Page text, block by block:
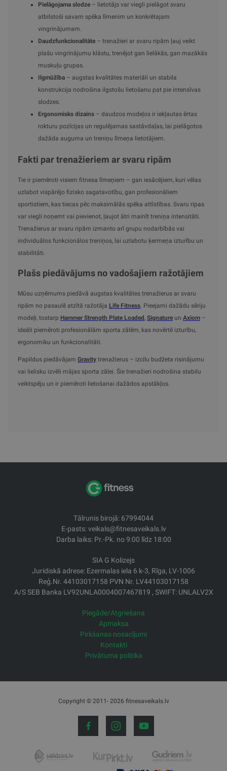
Pielāgojama slodze – lietotājs var viegli pielāgot svaru
atbilstoši savam spēka līmenim un konkrētajam
vingrinājumam.
Daudzfunkcionalitāte – trenažieri ar svaru ripām ļauj veikt
plašu vingrinājumu klāstu, trenējot gan lielākās, gan mazākās
muskuļu grupas.
Ilgmūžība – augstas kvalitātes materiāli un stabila
konstrukcija nodrošina ilgstošu lietošanu pat pie intensīvas
slodzes.
Ergonomisks dizains – daudzos modeļos ir iekļautas ērtas
rokturu pozīcijas un regulējamas sastāvdaļas, lai pielāgotos
dažāda auguma un treniņu līmeņa lietotājiem.
Fakti par trenažieriem ar svaru ripām
Tie ir piemēroti visiem fitnesa līmeņiem – gan iesācējiem, kuri vēlas
uzlabot vispārējo fizisko sagatavotību, gan profesionāliem
sportistiem, kas tiecas pēc maksimālās spēka attīstības. Svaru ripas
var viegli noņemt vai pievienot, ļaujot ātri mainīt treniņa intensitāti.
Trenažierus ar svaru ripām izmanto arī grupu nodarbībās vai
individuālos funkcionālos treniņos, lai uzlabotu ķermeņa izturību un
stabilitāti.
Plašs piedāvājums no vadošajiem ražotājiem
Mūsu uzņēmums piedāvā augstas kvalitātes trenažierus ar svaru
ripām no pasaulē atzītā ražotāja Life Fitness . Pieejami dažādu sēriju
modeļi, tostarp Hammer Strength Plate Loaded Signature un Axiom –
ideāli piemēroti profesionālām sporta zālēm, kas novērtē izturību,
ergonomiku un funkcionalitāti.
Papildus piedāvājam Gravity trenažierus – izcilu budžeta risinājumu
vai lielisku izvēli mājas sporta zālei. Šie trenažieri nodrošina stabilu
veiktspēju un ir piemēroti lietošanai dažādos apstākļos.
Tālrunis birojā: 67994044
E-pasts: veikals@fitnesaveikals.lv
Darba laiks: Pr.-Pk. no 9:00 līdz 18:00
SIA G Kolizejs
Juridiskā adrese: Ezermalas iela 6 k-3, Rīga, LV-1006
Reģ.Nr. 44103017158 PVN Nr. LV44103017158
A/S SEB Banka LV92UNLA0004007467819 , SWIFT: UNLALV2X
Piegāde/Atgriešana
Apmaksa
Pirkšanas nosacījumi
Kontakti
Privātuma politika
Copyright © 2011- 2026 fitnesaveikals.lv